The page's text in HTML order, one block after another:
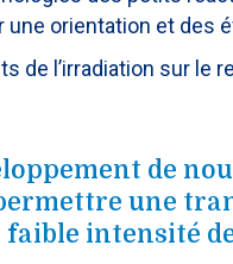
une orientation et des
de l’irradiation sur le
de
une
intensité